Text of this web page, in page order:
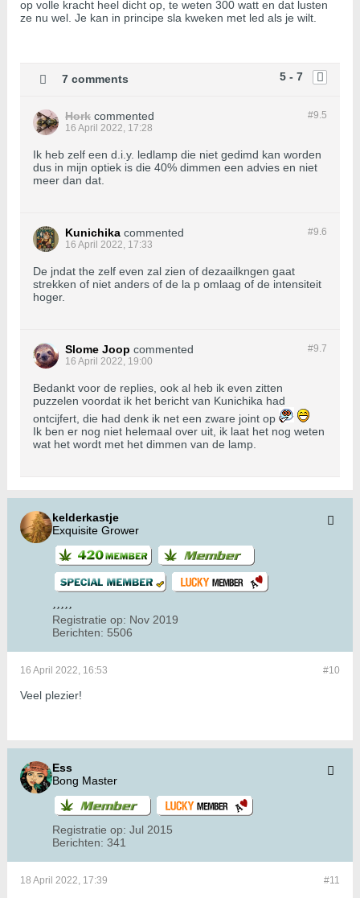
op volle kracht heel dicht op, te weten 300 watt en dat lusten
ze nu wel. Je kan in principe sla kweken met led als je wilt.
5 - 7
7 comments
#9.5
Hork commented
16 April 2022, 17:28
Ik heb zelf een d.i.y. ledlamp die niet gedimd kan worden
dus in mijn optiek is die 40% dimmen een advies en niet
meer dan dat.
#9.6
Kunichika commented
16 April 2022, 17:33
De jndat the zelf even zal zien of dezaailkngen gaat
strekken of niet anders of de la p omlaag of de intensiteit
hoger.
#9.7
Slome Joop commented
16 April 2022, 19:00
Bedankt voor de replies, ook al heb ik even zitten
puzzelen voordat ik het bericht van Kunichika had
ontcijfert, die had denk ik net een zware joint op
Ik ben er nog niet helemaal over uit, ik laat het nog weten
wat het wordt met het dimmen van de lamp.
kelderkastje
Exquisite Grower
Registratie op: Nov 2019
Berichten: 5506
#10
16 April 2022, 16:53
Veel plezier!
Ess
Bong Master
Registratie op: Jul 2015
Berichten: 341
#11
18 April 2022, 17:39